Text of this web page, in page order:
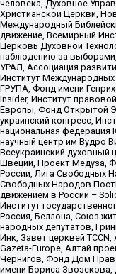
человека, Духовное
Христианской Церкви,
Международный
движение, Всемирный
Церковь Духовной
наблюдению за
УРАЛ, Ассоциация
Институт
ГРУПА, Фонд имени
Insider, Институт
Европы, Фонд Открытой
украинский конгресс,
национальная
научный центр им Вудро
Всеукраинский духовный
Швеции, Проект Медуза,
России, Лига Свободных
Свободных Народов
движением в России –
Институт
Россия, Беллона, Союз
народных депутатов,
Инк, Завет церквей
Gazeta-Europe, Алтай
Чернигов, Фонд Дом Прав
имени Бориса